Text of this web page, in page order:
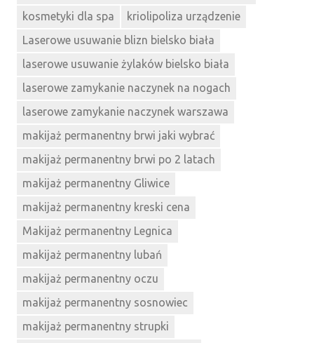
kosmetyki dla spa
kriolipoliza urządzenie
Laserowe usuwanie blizn bielsko biała
laserowe usuwanie żylaków bielsko biała
laserowe zamykanie naczynek na nogach
laserowe zamykanie naczynek warszawa
makijaż permanentny brwi jaki wybrać
makijaż permanentny brwi po 2 latach
makijaż permanentny Gliwice
makijaż permanentny kreski cena
Makijaż permanentny Legnica
makijaż permanentny lubań
makijaż permanentny oczu
makijaż permanentny sosnowiec
makijaż permanentny strupki